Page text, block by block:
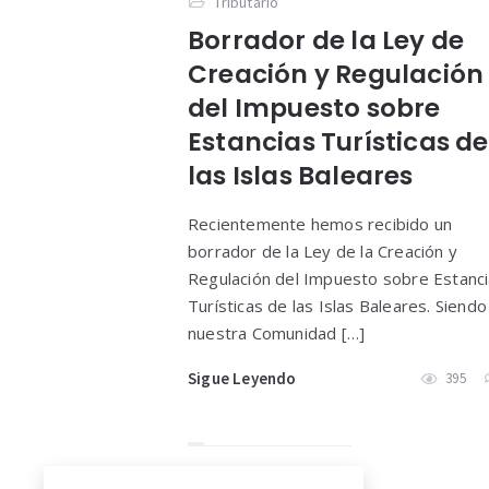
Borrador de la Ley de
Creación y Regulación
del Impuesto sobre
Estancias Turísticas de
las Islas Baleares
Recientemente hemos recibido un
borrador de la Ley de la Creación y
Regulación del Impuesto sobre
Turísticas de las Islas Baleares. Siendo
nuestra Comunidad […]
Sigue Leyendo 395